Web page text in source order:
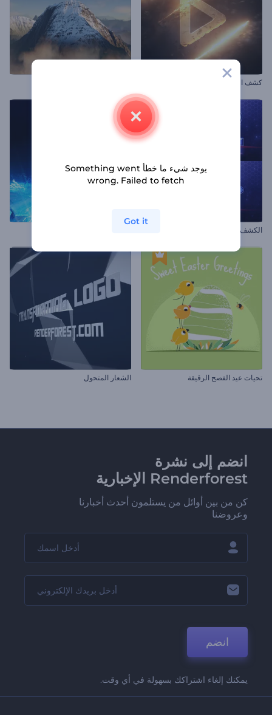
كشف الشعار بالشهب النارية
الكشف عن شعار العد التنازلي
تحيات عيد الفصح الرقيقة الشعار المتحول
انضم إلى نشرة
Renderforest الإخبارية
كن من بين أوائل من يستلمون أحدث أخبارنا
وعروضنا
انضم
يمكنك إلغاء اشتراكك بسهولة في أي وقت.
يوجد شيء ما خطأ Something went
wrong. Failed to fetch
Got it